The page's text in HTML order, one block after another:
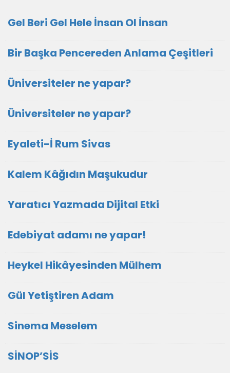
Gel Beri Gel Hele İnsan Ol İnsan
Bir Başka Pencereden Anlama Çeşitleri
Üniversiteler ne yapar?
Üniversiteler ne yapar?
Eyaleti-İ Rum Sivas
Kalem Kâğıdın Maşukudur
Yaratıcı Yazmada Dijital Etki
Edebiyat adamı ne yapar!
Heykel Hikâyesinden Mülhem
Gül Yetiştiren Adam
Sinema Meselem
SİNOP’SİS